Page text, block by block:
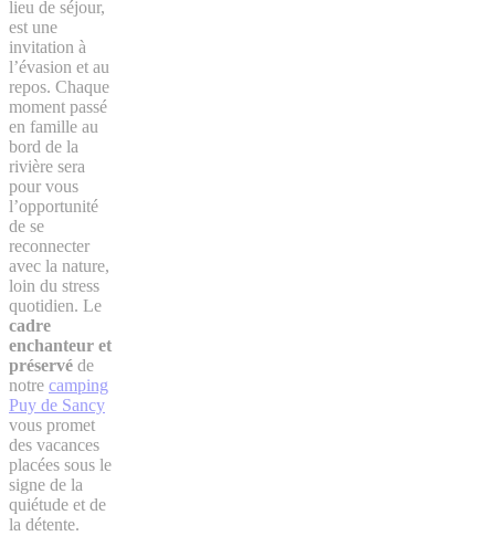
lieu de séjour,
est une
invitation à
l’évasion et au
repos. Chaque
moment passé
en famille au
bord de la
rivière sera
pour vous
l’opportunité
de se
reconnecter
avec la nature,
loin du stress
quotidien. Le
cadre
enchanteur et
préservé de
notre camping
Puy de Sancy
vous promet
des vacances
placées sous le
signe de la
quiétude et de
la détente.